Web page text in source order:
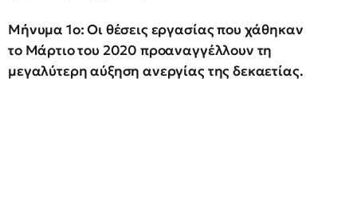
Μήνυμα 1ο: Οι θέσεις εργασίας που χάθηκαν
το Μάρτιο του 2020 προαναγγέλλουν τη
μεγαλύτερη αύξηση ανεργίας της δεκαετίας.